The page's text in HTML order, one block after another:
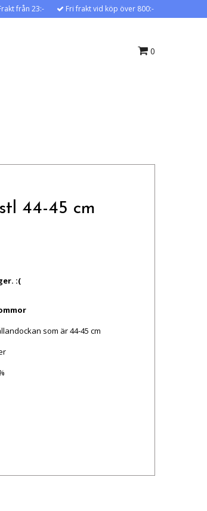
från 23:- Fri frakt vid köp över 800:-
0
44-45 cm
:(
som är 44-45 cm